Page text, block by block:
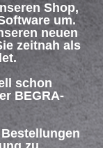
Shop,
um.
neuen
zeitnah als
schon
BEGRA-